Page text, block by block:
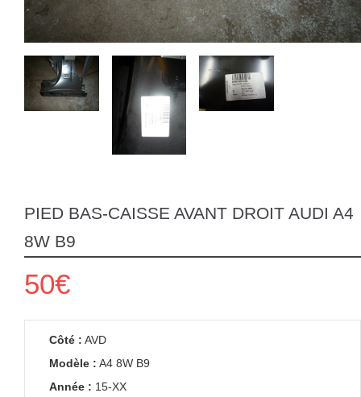
PIED BAS-CAISSE AVANT DROIT AUDI A4
8W B9
50€
Côté : AVD
Modèle : A4 8W B9
Année : 15-XX